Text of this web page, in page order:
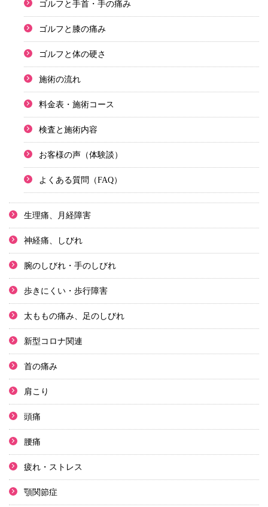
ゴルフと手首・手の痛み
ゴルフと膝の痛み
ゴルフと体の硬さ
施術の流れ
料金表・施術コース
検査と施術内容
お客様の声（体験談）
よくある質問（FAQ）
生理痛、月経障害
神経痛、しびれ
腕のしびれ・手のしびれ
歩きにくい・歩行障害
太ももの痛み、足のしびれ
新型コロナ関連
首の痛み
肩こり
頭痛
腰痛
疲れ・ストレス
顎関節症